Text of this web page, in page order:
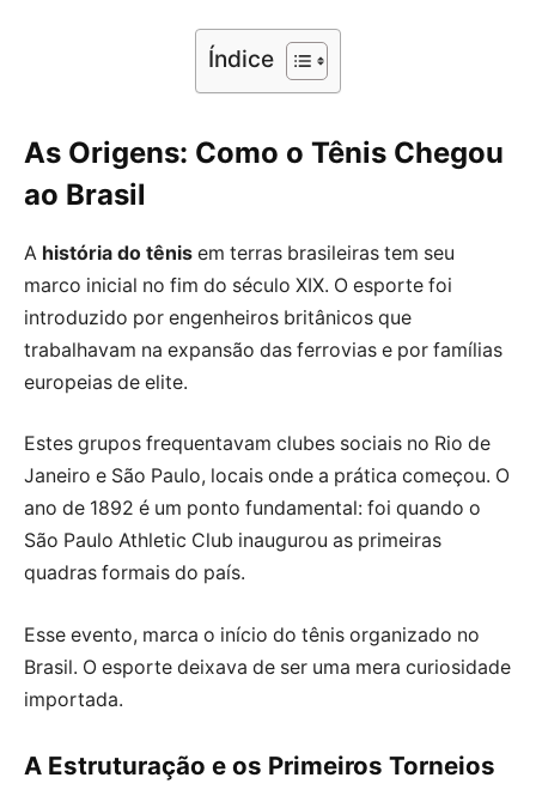
Índice
As Origens: Como o Tênis Chegou
ao Brasil
A história do tênis em terras brasileiras tem seu
marco inicial no fim do século XIX. O esporte foi
introduzido por engenheiros britânicos que
trabalhavam na expansão das ferrovias e por famílias
europeias de elite.
Estes grupos frequentavam clubes sociais no Rio de
Janeiro e São Paulo, locais onde a prática começou. O
ano de 1892 é um ponto fundamental: foi quando o
São Paulo Athletic Club inaugurou as primeiras
quadras formais do país.
Esse evento, marca o início do tênis organizado no
Brasil. O esporte deixava de ser uma mera curiosidade
importada.
A Estruturação e os Primeiros Torneios